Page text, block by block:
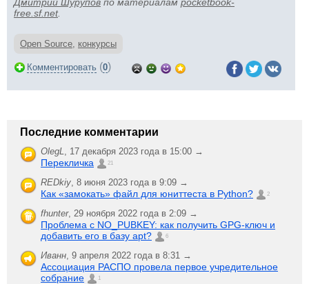
free.sf.net.
Open Source, конкурсы
Комментировать (0)
Последние комментарии
OlegL, 17 декабря 2023 года в 15:00 →
Перекличка 21
REDkiy, 8 июня 2023 года в 9:09 →
Как «замокать» файл для юниттеста в Python? 2
fhunter, 29 ноября 2022 года в 2:09 →
Проблема с NO_PUBKEY: как получить GPG-ключ и
добавить его в базу apt?
6
Иванн, 9 апреля 2022 года в 8:31 →
Ассоциация РАСПО провела первое учредительное
собрание
1